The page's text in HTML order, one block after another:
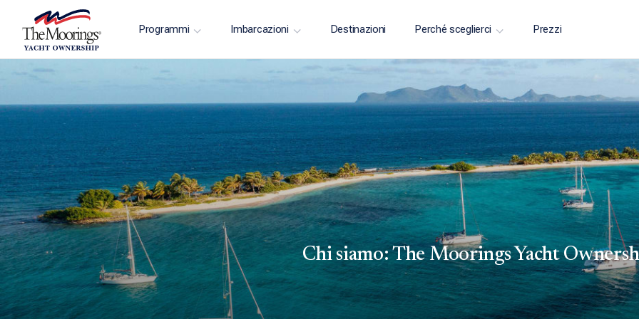
Programmi Imbarcazioni Destinazioni Perché sceglierci Prezzi
Chi siamo: The Moorings Yacht